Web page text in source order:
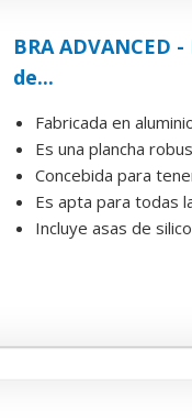
BRA
de...
Fabricada en
Es una plancha
Concebida para
Es apta para todas
Incluye asas de